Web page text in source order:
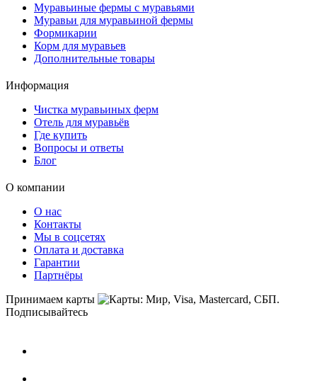
Муравьиные фермы с муравьями
Муравьи для муравьиной фермы
Формикарии
Корм для муравьев
Дополнительные товары
Информация
Чистка муравьиных ферм
Отель для муравьёв
Где купить
Вопросы и ответы
Блог
О компании
О нас
Контакты
Мы в соцсетях
Оплата и доставка
Гарантии
Партнёры
Принимаем карты
Подписывайтесь